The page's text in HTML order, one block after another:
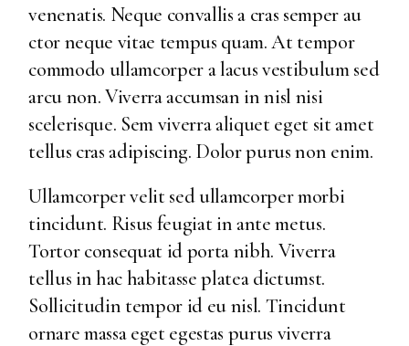
venenatis. Neque convallis a cras semper au
ctor neque vitae tempus quam. At tempor
commodo ullamcorper a lacus vestibulum sed
arcu non. Viverra accumsan in nisl nisi
scelerisque. Sem viverra aliquet eget sit amet
tellus cras adipiscing. Dolor purus non enim.
Ullamcorper velit sed ullamcorper morbi
tincidunt. Risus feugiat in ante metus.
Tortor consequat id porta nibh. Viverra
tellus in hac habitasse platea dictumst.
Sollicitudin tempor id eu nisl. Tincidunt
ornare massa eget egestas purus viverra